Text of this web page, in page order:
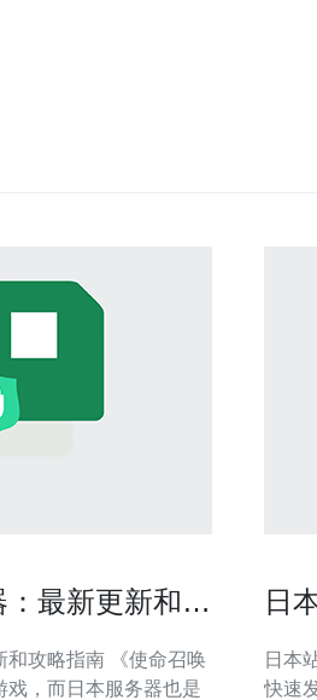
最新更新和攻
南 《使命召唤
戏，而日本服务器也是
日
日本站
快速